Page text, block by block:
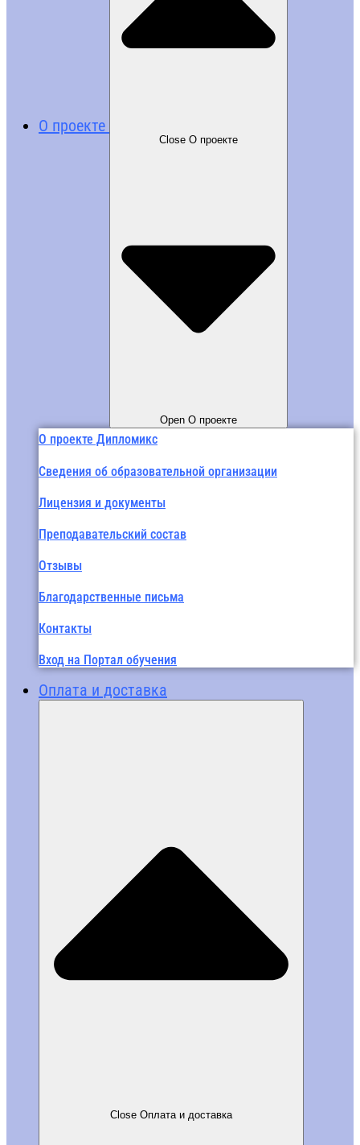
О проекте
Close О проекте
Open О проекте
О проекте Дипломикс
Сведения об образовательной организации
Лицензия и документы
Преподавательский состав
Отзывы
Благодарственные письма
Контакты
Вход на Портал обучения
Оплата и доставка
Close Оплата и доставка